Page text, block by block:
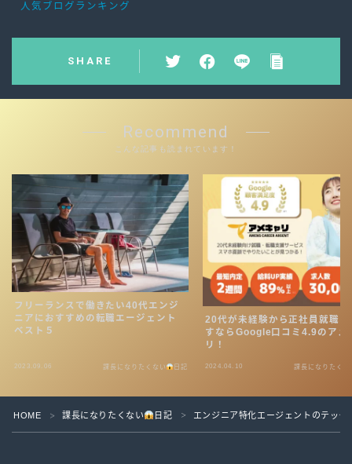
人気ブログランキング
SHARE
Recommend
こんな記事も読まれています！
フリーランスで働きたい40代エンジ
ニアにおすすめの転職エージェント
ベスト５
2023.09.06 課長になりたくない 日記
20代が未経験から正社員就職を
すならGoogle口コミ4.9のアメ
リ！
2024.04.10 課長になりたくな
HOME ＞ 課長になりたくない 日記 ＞ エンジニア特化エージェントのテッ